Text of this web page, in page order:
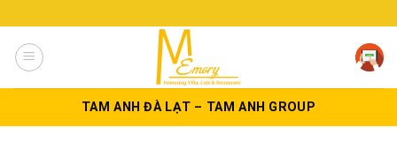
to
content
TAM ANH ĐÀ LẠT – TAM ANH GROUP